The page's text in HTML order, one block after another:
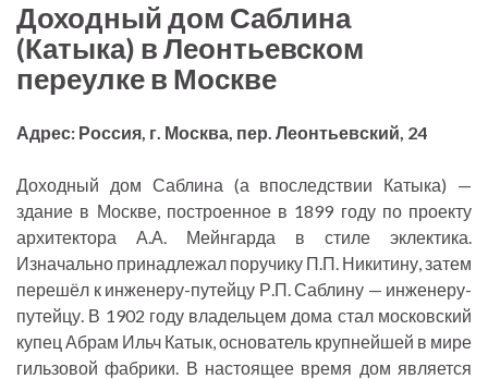
Доходный дом Саблина
(Катыка) в Леонтьевском
переулке в Москве
Адрес: Россия, г. Москва, пер. Леонтьевский, 24
Доходный дом Саблина (а впоследствии Катыка) —
здание в Москве, построенное в 1899 году по проекту
архитектора А.А. Мейнгарда в стиле эклектика.
Изначально принадлежал поручику П.П. Никитину, затем
перешёл к инженеру-путейцу Р.П. Саблину — инженеру-
путейцу. В 1902 году владельцем дома стал московский
купец Абрам Ильч Катык, основатель крупнейшей в мире
гильзовой фабрики. В настоящее время дом является